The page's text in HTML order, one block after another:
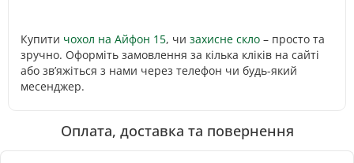
Купити чохол на Айфон 15, чи захисне скло – просто та
зручно. Оформіть замовлення за кілька кліків на сайті
або зв’яжіться з нами через телефон чи будь-який
месенджер.
Оплата, доставка та повернення